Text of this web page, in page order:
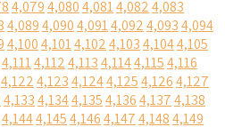
4,0794,0804,0814,0824,083
4,0894,0904,0914,0924,0934,094
4,1004,1014,1024,1034,1044,105
4,1114,1124,1134,1144,1154,116
4,1224,1234,1244,1254,1264,127
4,1334,1344,1354,1364,1374,138
4,1444,1454,1464,1474,1484,149